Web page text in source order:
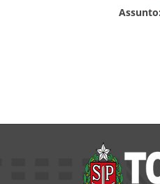
Assunto: